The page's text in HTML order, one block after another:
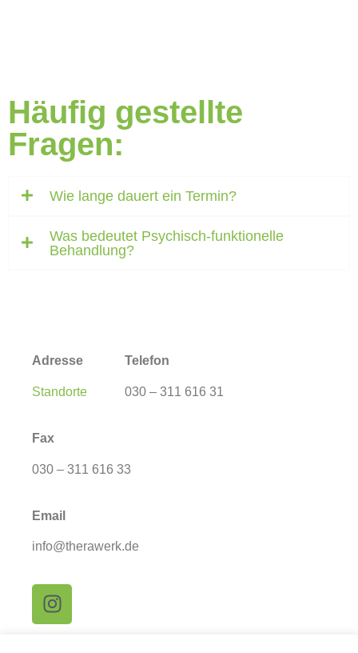
Häufig gestellte
Fragen:
Wie lange dauert ein Termin?
Was bedeutet Psychisch-funktionelle
Behandlung?
Adresse
Standorte
Telefon
030 – 311 616 31
Fax
030 – 311 616 33
Email
info@therawerk.de